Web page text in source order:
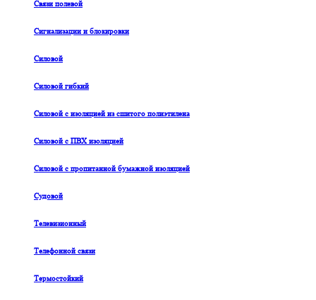
Связи полевой
Сигнализации и блокировки
Силовой
Силовой гибкий
Силовой с изоляцией из сшитого полиэтилена
Силовой с ПВХ изоляцией
Силовой с пропитанной бумажной изоляцией
Судовой
Телевизионный
Телефонной связи
Термостойкий